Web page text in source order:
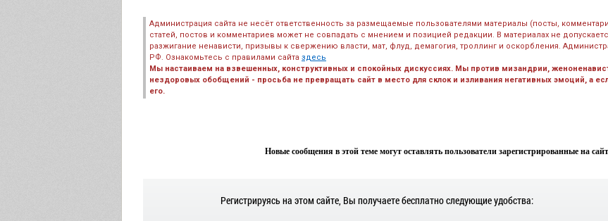
Администрация сайта не несёт ответственность за размещаемые пользователями материалы (посты,
статей, постов и комментариев может не совпадать с мнением и позицией редакции. В материалах не
разжигание ненависти, призывы к свержению власти, мат, флуд, демагогия, троллинг и оскорбления.
РФ. Ознакомьтесь с правилами сайта здесь
Мы настаиваем на взвешенных, конструктивных и спокойных дискуссиях. Мы против мизандрии,
нездоровых обобщений - просьба не превращать сайт в место для склок и изливания негативных эмоций, а
его.
Новые сообщения в этой теме могут оставлять пользователи зарегистрированные на
Регистрируясь на этом сайте, Вы получаете бесплатно следующие удобства: